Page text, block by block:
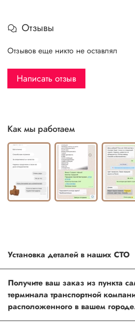
Отзывы
Отзывов еще никто не оставлял
Написать отзыв
Как мы работаем
Установка деталей в наших СТО
можно установить в любом из
центров по Москве
Получите ваш заказ из пункта
терминала транспортной
расположенного в вашем